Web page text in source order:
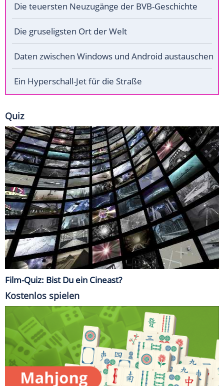
Die teuersten Neuzugänge der BVB-Geschichte
Die gruseligsten Ort der Welt
Daten zwischen Windows und Android austauschen
Ein Hyperschall-Jet für die Straße
Quiz
Film-Quiz: Bist Du ein Cineast?
Kostenlos spielen